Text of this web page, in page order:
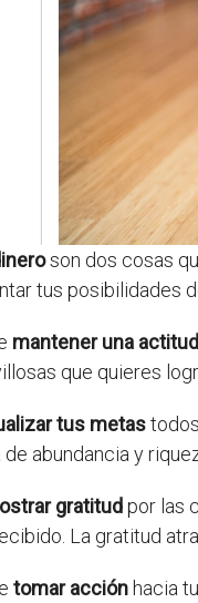
son dos cosas
tus posibilidades
mantener una
que quieres
tus metas
abundancia y
gratitudpor las
La gratitud
tomar acciónhacia